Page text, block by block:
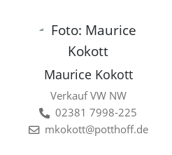
Maurice Kokott
Verkauf VW NW
02381 7998-225
mkokott@potthoff.de